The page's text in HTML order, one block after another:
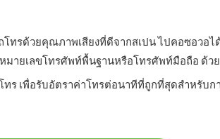
รด้วยคุณภาพเสียงที่ดีจากสเปน ไปคอซอวอไ
ายเลขโทรศัพท์พื้นฐานหรือโทรศัพท์มือถือ ด้วย
ร เพื่อรับอัตราค่าโทรต่อนาทีที่ถูกที่สุดสำหรับก